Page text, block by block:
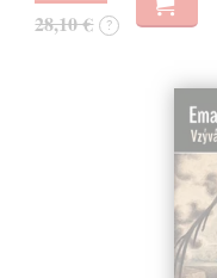
28,10 € ?